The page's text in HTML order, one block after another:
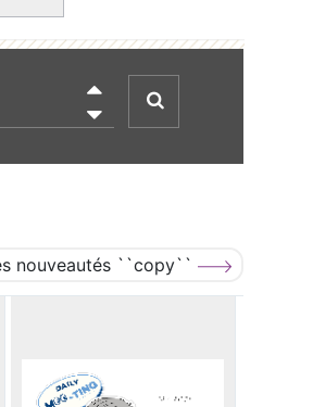

nouveautés ``copy``